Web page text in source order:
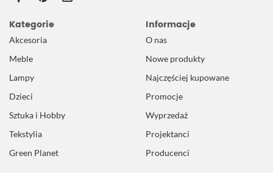
Kategorie
Akcesoria
Meble
Lampy
Dzieci
Sztuka i Hobby
Tekstylia
Green Planet
Informacje
O nas
Nowe produkty
Najczęściej kupowane
Promocje
Wyprzedaż
Projektanci
Producenci